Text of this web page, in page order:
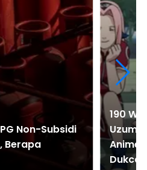
Non-Subsidi
Berapa
190
Anime